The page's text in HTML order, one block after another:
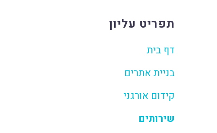
תפריט עליון
דף בית
בניית אתרים
קידום אורגני
שירותים